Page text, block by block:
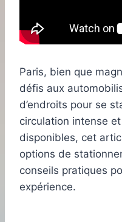
Paris, bien que
défis aux
d’endroits pour se
circulation intense
disponibles, cet
options de
conseils pratiques
expérience.